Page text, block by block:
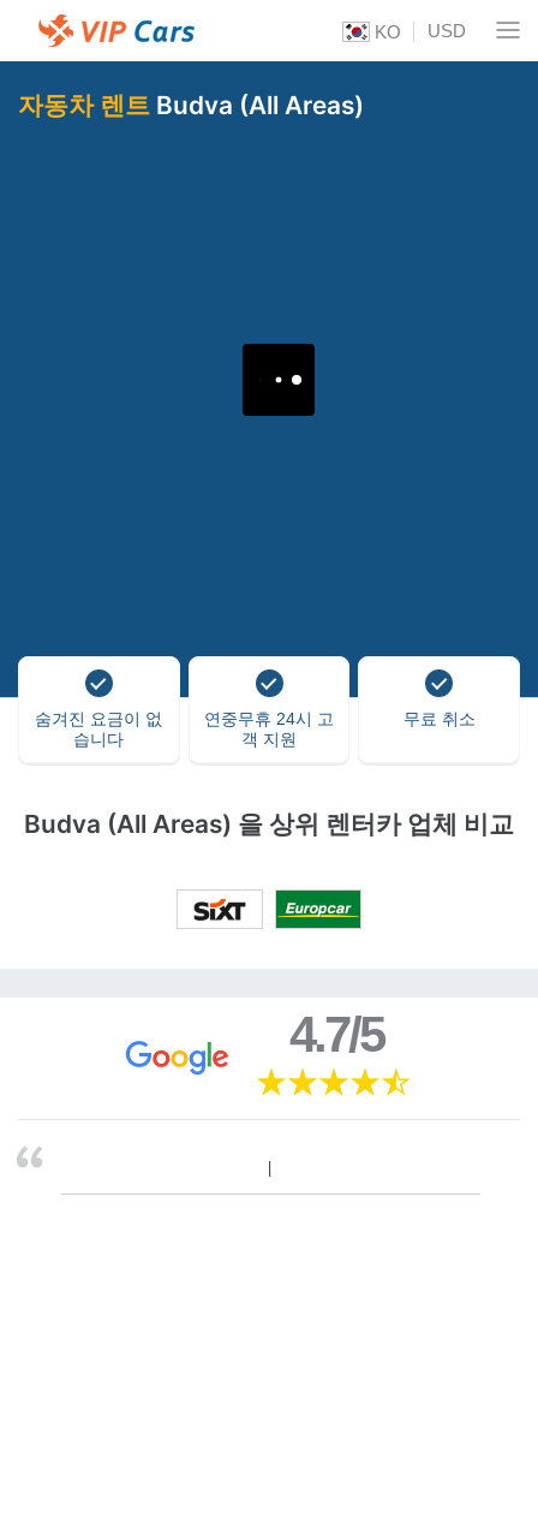
KO USD
자동차 렌트 Budva (All Areas)
숨겨진 요금이 없
습니다
연중무휴 24시 고
객 지원
무료 취소
Budva (All Areas) 을 상위 렌터카 업체 비교
4.7/5